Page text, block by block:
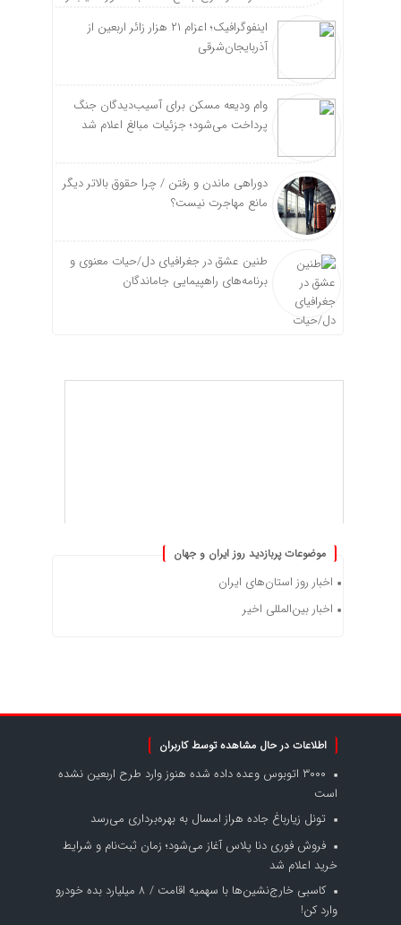
اینفوگرافیک؛ اعزام ۲۱ هزار زائر اربعین از
آذربایجان‌شرقی
وام ودیعه مسکن برای آسیب‌دیدگان جنگ
پرداخت می‌شود؛ جزئیات مبالغ اعلام شد
دوراهی ماندن و رفتن / چرا حقوق بالاتر دیگر
مانع مهاجرت نیست؟
طنین عشق در جغرافیای دل/حیات معنوی و
برنامه‌های راهپیمایی جاماندگان
موضوعات پربازدید روز ایران و جهان
اخبار روز استان‌های ایران
اخبار بین‌المللی اخیر
اطلاعات در حال مشاهده توسط کاربران
۳۰۰۰ اتوبوس وعده داده شده هنوز وارد طرح اربعین نشده
است
تونل زیارباغ جاده هراز امسال به بهره‌برداری می‌رسد
فروش فوری دنا پلاس آغاز می‌شود؛ زمان ثبت‌نام و شرایط
خرید اعلام شد
کاسبی خارج‌نشین‌ها با سهمیه اقامت / ۸ میلیارد بده خودرو
وارد کن!